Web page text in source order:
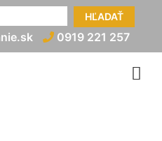
HĽADAŤ
0919 221 257